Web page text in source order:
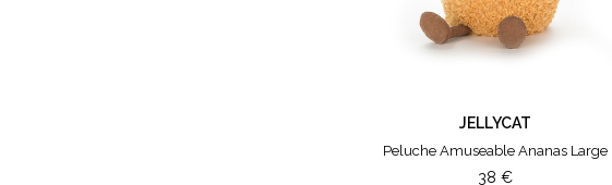
JELLYCAT
Peluche Amuseable Ananas Large
38 €